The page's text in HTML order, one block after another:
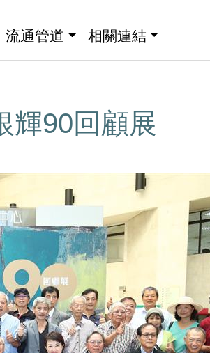
流通管道 相關連結
輝90回顧展